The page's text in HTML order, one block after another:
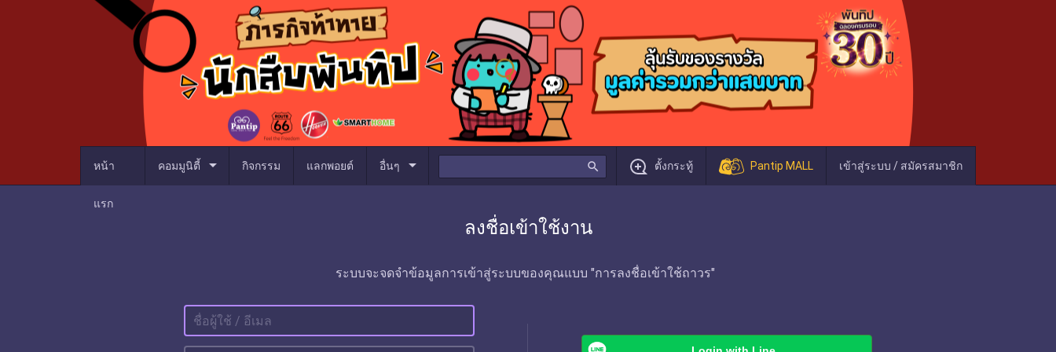
หน้า
แรก
คอมมูนิตี้ arrow_drop_down กิจกรรม แลกพอยต์ อื่นๆ arrow_drop_down search ตั้งกระทู้ Pantip MALL เข้าสู่ระบบ / สมัครสมาชิก
ลงชื่อเข้าใช้งาน
ระบบจะจดจำข้อมูลการเข้าสู่ระบบของคุณแบบ "การลงชื่อเข้าใช้ถาวร"